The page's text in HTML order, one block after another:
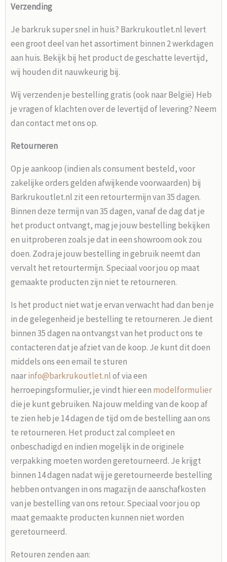
Verzending
Je barkruk super snel in huis? Barkrukoutlet.nl levert
een groot deel van het assortiment binnen 2 werkdagen
aan huis. Bekijk bij het product de geschatte levertijd,
wij houden dit nauwkeurig bij.
Wij verzenden je bestelling gratis (ook naar België) Heb
je vragen of klachten over de levertijd of levering? Neem
dan contact met ons op.
Retourneren
Op je aankoop (indien als consument besteld, voor
zakelijke orders gelden afwijkende voorwaarden) bij
Barkrukoutlet.nl zit een retourtermijn van 35 dagen.
Binnen deze termijn van 35 dagen, vanaf de dag dat je
het product ontvangt, mag je jouw bestelling bekijken
en uitproberen zoals je dat in een showroom ook zou
doen. Zodra je jouw bestelling in gebruik neemt dan
vervalt het retourtermijn. Speciaal voor jou op maat
gemaakte producten zijn niet te retourneren.
Is het product niet wat je ervan verwacht had dan ben je
in de gelegenheid je bestelling te retourneren. Je dient
binnen 35 dagen na ontvangst van het product ons te
contacteren dat je afziet van de koop. Je kunt dit doen
middels ons een email te sturen
naarinfo@barkrukoutlet.nlof via een
herroepingsformulier, je vindt hier een modelformulier
die je kunt gebruiken. Na jouw melding van de koop af
te zien heb je 14 dagen de tijd om de bestelling aan ons
te retourneren. Het product zal compleet en
onbeschadigd en indien mogelijk in de originele
verpakking moeten worden geretourneerd. Je krijgt
binnen 14 dagen nadat wij je geretourneerde bestelling
hebben ontvangen in ons magazijn de aanschafkosten
van je bestelling van ons retour. Speciaal voor jou op
maat gemaakte producten kunnen niet worden
geretourneerd.
Retouren zenden aan: